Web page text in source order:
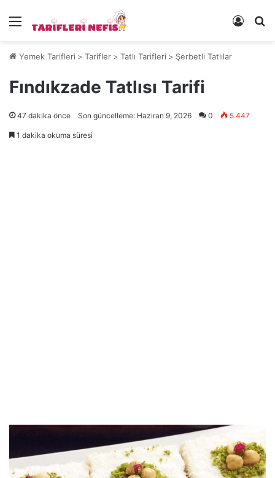
Menü Kayıt
Yemek Tarifleri > Tarifler > Tatlı Tarifleri > Şerbetli Tatlılar
Fındıkzade Tatlısı Tarifi
47 dakika önce Son güncelleme: Haziran 9, 2026 0 5.447
1 dakika okuma süresi